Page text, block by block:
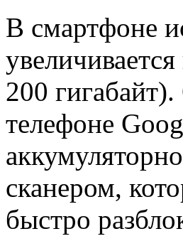
В смартфоне
200
телефоне
сканером,
быстро